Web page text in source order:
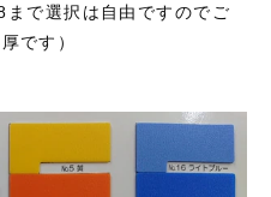
で選択は自由ですのでご
です）